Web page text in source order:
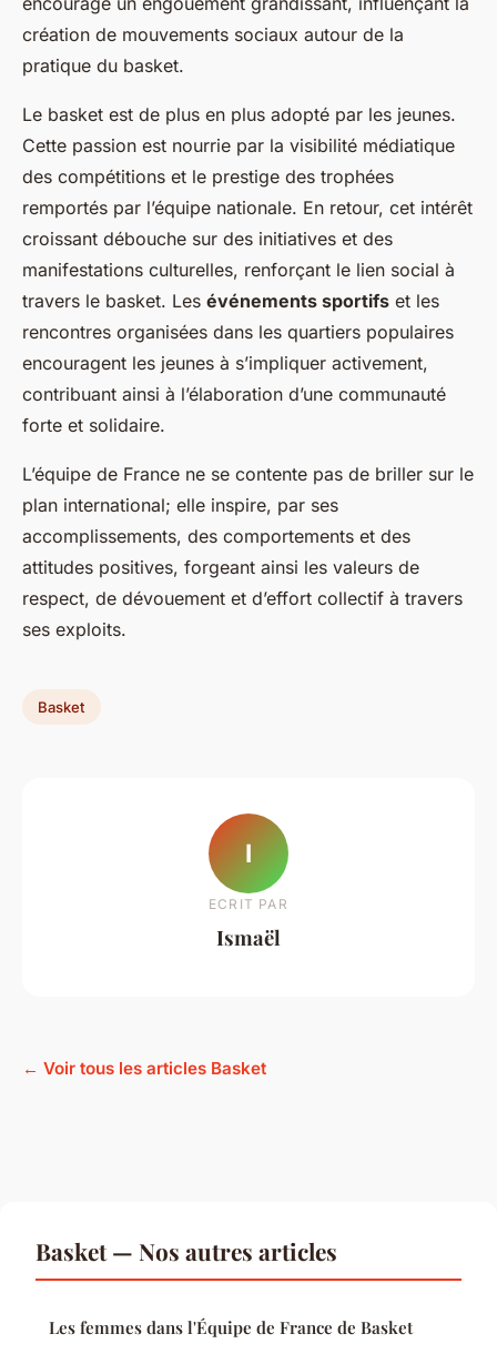
création de mouvements sociaux autour de la
pratique du basket.
Le basket est de plus en plus adopté par les jeunes.
Cette passion est nourrie par la visibilité médiatique
des compétitions et le prestige des trophées
remportés par l’équipe nationale. En retour, cet intérêt
croissant débouche sur des initiatives et des
manifestations culturelles, renforçant le lien social à
travers le basket. Les événements sportifs et les
rencontres organisées dans les quartiers populaires
encouragent les jeunes à s’impliquer activement,
contribuant ainsi à l’élaboration d’une communauté
forte et solidaire.
L’équipe de France ne se contente pas de briller sur le
plan international; elle inspire, par ses
accomplissements, des comportements et des
attitudes positives, forgeant ainsi les valeurs de
respect, de dévouement et d’effort collectif à travers
ses exploits.
Basket
I
ECRIT PAR
Ismaël
← Voir tous les articles Basket
Basket — Nos autres articles
Les femmes dans l'Équipe de France de Basket